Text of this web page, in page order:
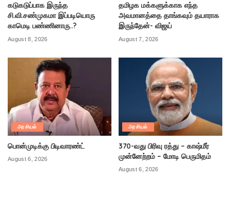
கடுகடுப்பாக இருந்த
சி.வி.சண்முகமா இப்படியொரு
காமெடி பண்ணினாரு..?
August 8, 2026
தமிழக மக்களுக்காக எந்த
அவமானத்தை தாங்கவும் தயாராக
இருந்தேன்- விஜய்
August 7, 2026
அரசியல்
பொன்முடிக்கு பிடிவாரண்ட்
August 6, 2026
அரசியல்
370-வது பிரிவு ரத்து – காஷ்மீர்
முன்னேற்றம் – மோடி பெருமிதம்
August 6, 2026